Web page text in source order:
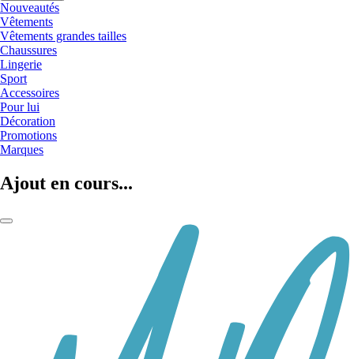
Nouveautés
Vêtements
Vêtements grandes tailles
Chaussures
Lingerie
Sport
Accessoires
Pour lui
Décoration
Promotions
Marques
Ajout en cours...